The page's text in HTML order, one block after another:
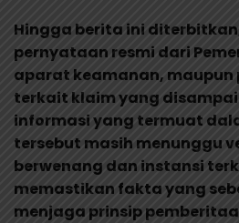
Hingga berita ini
pernyataan resmi dari
aparat keamanan, maupun
terkait klaim yang
informasi yang termuat
tersebut masih menunggu
berwenang dan instansi
memastikan fakta yang
menjaga prinsip